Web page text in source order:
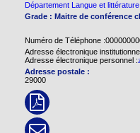
Département Langue et
Grade : Maitre de conférence
Numéro de Téléphone
Adresse électronique
Adresse électronique personnel :
Adresse postale :
29000